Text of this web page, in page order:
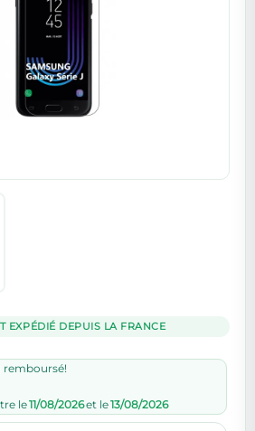
EXPÉDIÉ DEPUIS LA FRANCE
remboursé!
le11/08/2026et le13/08/2026